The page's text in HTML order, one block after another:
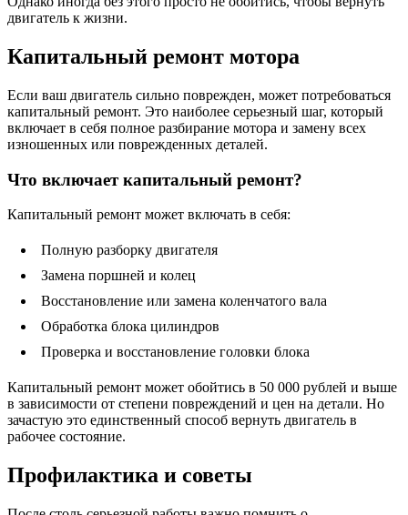
двигатель к жизни.
Капитальный ремонт мотора
Если ваш двигатель сильно поврежден, может потребоваться
капитальный ремонт. Это наиболее серьезный шаг, который
включает в себя полное разбирание мотора и замену всех
изношенных или поврежденных деталей.
Что включает капитальный ремонт?
Капитальный ремонт может включать в себя:
Полную разборку двигателя
Замена поршней и колец
Восстановление или замена коленчатого вала
Обработка блока цилиндров
Проверка и восстановление головки блока
Капитальный ремонт может обойтись в 50 000 рублей и выше
в зависимости от степени повреждений и цен на детали. Но
зачастую это единственный способ вернуть двигатель в
рабочее состояние.
Профилактика и советы